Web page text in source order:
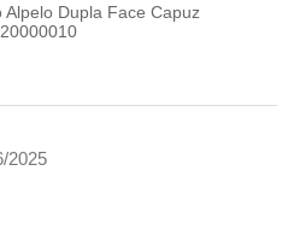
Alpelo Dupla Face Capuz
2025